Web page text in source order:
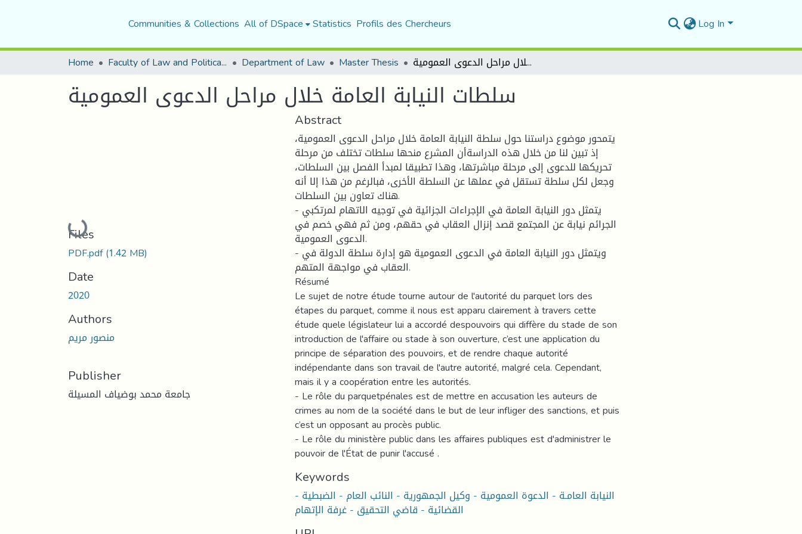
Communities & Collections All of DSpace Statistics Profils des Chercheurs Log In
Home Faculty of Law and Political Science Department of Law Master Thesis سلطات النيابة العامة خلال مراحل الدعوى العمومية
سلطات النيابة العامة خلال مراحل الدعوى العمومية
Loading...
Files
PDF.pdf(1.42 MB)
Date
2020
Authors
منصور مريم
Publisher
جامعة محمد بوضياف المسيلة
Abstract
يتمحور موضوع دراستنا حول سلطة النيابة العامة خلال مراحل الدعوى العمومية،
إذ تبين لنا من خلال هذه الدراسةأن المشرع منحها سلطات تختلف من مرحلة
تحريكها للدعوى إلى مرحلة مباشرتها، وهذا تطبيقا لمبدأ الفصل بين السلطات،
وجعل لكل سلطة تستقل في عملها عن السلطة الأخرى، فبالرغم من هذا إلا أنه
هناك تعاون بين السلطات.
- يتمثل دور النيابة العامة في الإجراءات الجزائية في توجيه الاتهام لمرتكبي
الجرائم نيابة عن المجتمع قصد إنزال العقاب في حقهم، ومن ثم فهي خصم في
الدعوى العمومية.
- ويتمثل دور النيابة العامة في الدعوى العمومية هو إدارة سلطة الدولة في
العقاب في مواجهة المتهم.
Résumé
Le sujet de notre étude tourne autour de l'autorité du parquet lors des
étapes du parquet, comme il nous est apparu clairement à travers cette
étude quele législateur lui a accordé despouvoirs qui diffère du stade de son
introduction de l'affaire ou stade à son ouverture, c’est une application du
principe de séparation des pouvoirs, et de rendre chaque autorité
indépendante dans son travail de l'autre autorité, malgré cela. Cependant,
mais il y a coopération entre les autorités.
- Le rôle du parquetpénales est de mettre en accusation les auteurs de
crimes au nom de la société dans le but de leur infliger des sanctions, et puis
c’est un opposant au procès public.
- Le rôle du ministère public dans les affaires publiques est d'administrer le
pouvoir de l'État de punir l'accusé .
Keywords
- النيابة العامـة - الدعوة العمومية - وكيل الجمهورية - النائب العام - الضبطية
القضائية - قاضي التحقيق - غرفة الإتهام